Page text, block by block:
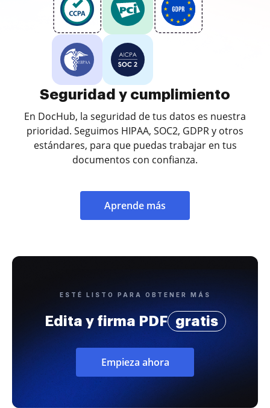
Seguridad y cumplimiento
En DocHub, la seguridad de tus datos es nuestra
prioridad. Seguimos HIPAA, SOC2, GDPR y otros
estándares, para que puedas trabajar en tus
documentos con confianza.
Aprende más
ESTÉ LISTO PARA OBTENER MÁS
Edita y firma PDF gratis
Empieza ahora